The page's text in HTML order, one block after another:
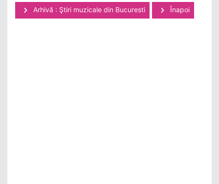
Arhivă : Ştiri muzicale din Bucuresti Înapoi